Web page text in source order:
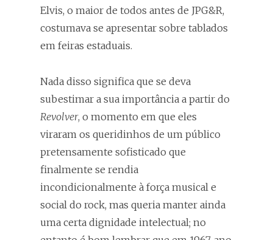
Elvis, o maior de todos antes de JPG&R,
costumava se apresentar sobre tablados
em feiras estaduais.
Nada disso significa que se deva
subestimar a sua importância a partir do
Revolver, o momento em que eles
viraram os queridinhos de um público
pretensamente sofisticado que
finalmente se rendia
incondicionalmente à força musical e
social do rock, mas queria manter ainda
uma certa dignidade intelectual; no